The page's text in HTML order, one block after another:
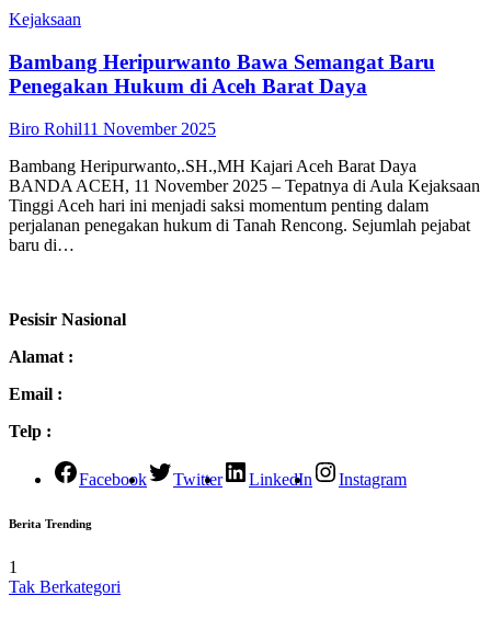
Kejaksaan
Bambang Heripurwanto Bawa Semangat Baru
Penegakan Hukum di Aceh Barat Daya
Biro Rohil11 November 2025
Bambang Heripurwanto,.SH.,MH Kajari Aceh Barat Daya
BANDA ACEH, 11 November 2025 – Tepatnya di Aula Kejaksaan
Tinggi Aceh hari ini menjadi saksi momentum penting dalam
perjalanan penegakan hukum di Tanah Rencong. Sejumlah pejabat
baru di…
Pesisir Nasional
Alamat :
Email :
Telp :
Facebook Twitter LinkedIn Instagram
Berita Trending
1
Tak Berkategori